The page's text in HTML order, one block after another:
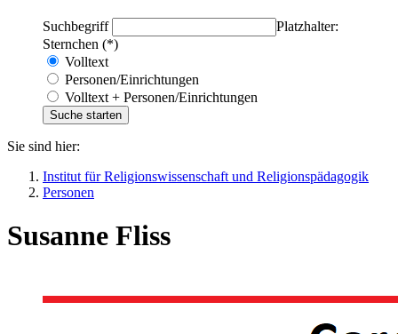
Suchbegriff
Platzhalter:
Sternchen (*)
Volltext
Personen/Einrichtungen
Volltext + Personen/Einrichtungen
Sie sind hier:
Institut für Religionswissenschaft und Religionspädagogik
Personen
Susanne Fliss